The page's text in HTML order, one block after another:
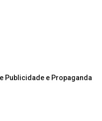
Publicidade e Propaganda